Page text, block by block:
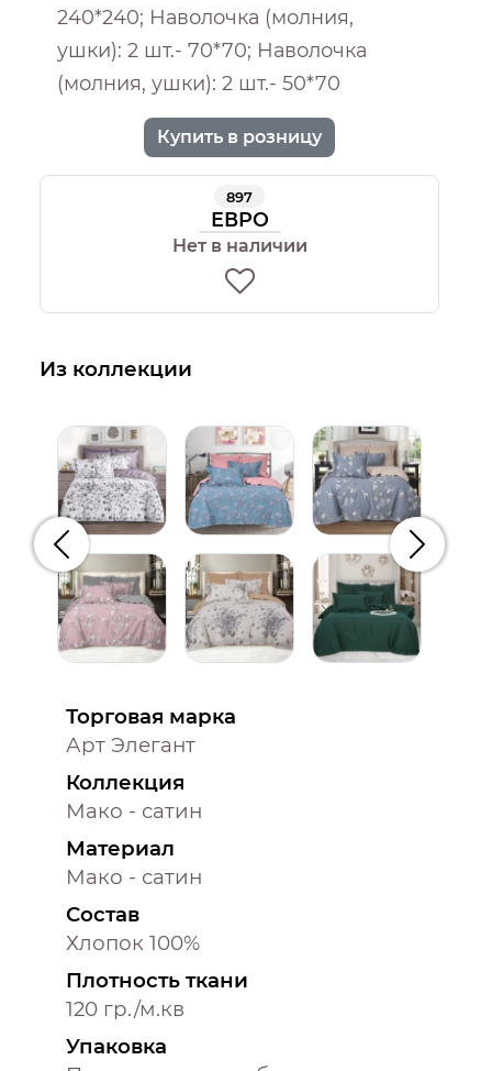
240*240; Наволочка (молния,
ушки): 2 шт.- 70*70; Наволочка
(молния, ушки): 2 шт.- 50*70
Купить в розницу
897
ЕВРО
Нет в наличии
Из коллекции
Предыдущий
Торговая марка
Арт Элегант
Коллекция
Мако - сатин
Материал
Мако - сатин
Состав
Хлопок 100%
Плотность ткани
120 гр./м.кв
Упаковка